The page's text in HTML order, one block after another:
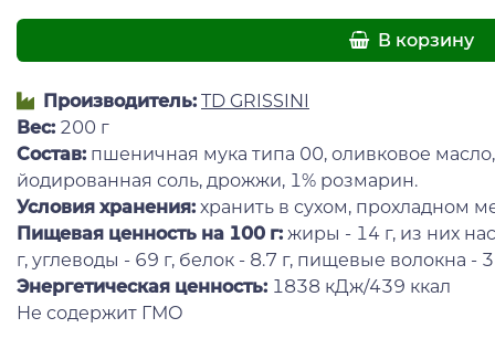
В корзину
Производитель: TD GRISSINI
Вес: 200 г
Состав: пшеничная мука типа 00, оливковое
йодированная соль, дрожжи, 1% розмарин.
Условия хранения: хранить в сухом, прохладном
Пищевая ценность на 100 г: жиры - 14 г, из них
г, углеводы - 69 г, белок - 8.7 г, пищевые волокна - 3
Энергетическая ценность: 1838 кДж/439 ккал
Не содержит ГМО